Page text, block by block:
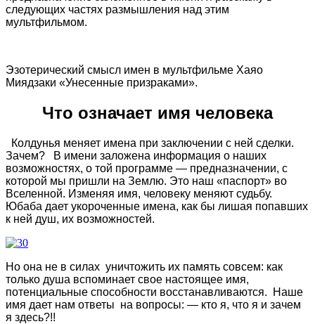
следующих частях размышления над этим
мультфильмом.
Эзотерический смысл имен в мультфильме Хаяо
Миядзаки «Унесенные призраками».
Что означает имя человека
Колдунья меняет имена при заключении с ней сделки.
Зачем? В имени заложена информация о наших
возможностях, о той программе — предназначении, с
которой мы пришли на Землю. Это наш «паспорт» во
Вселенной. Изменяя имя, человеку меняют судьбу.
Юбаба дает укороченные имена, как бы лишая попавших
к ней душ, их возможностей.
Но она не в силах уничтожить их память совсем: как
только душа вспоминает свое настоящее имя,
потенциальные способности восстанавливаются. Наше
имя дает нам ответы на вопросы: — кто я, что я и зачем
я здесь?!!